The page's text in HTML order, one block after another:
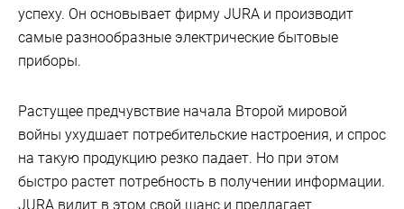
успеху. Он основывает фирму JURA и производит
самые разнообразные электрические бытовые
приборы.
Растущее предчувствие начала Второй мировой
войны ухудшает потребительские настроения, и спрос
на такую продукцию резко падает. Но при этом
быстро растет потребность в получении информации.
JURA видит в этом свой шанс и предлагает